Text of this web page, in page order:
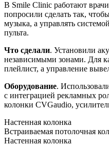
В Smile Clinic работают
попросили сделать так,
музыка, а управлять
пульта.
Что сделали. Установили
независимыми зонами. Для
плейлист, а управление
Оборудование.
с интеграцией рекламных
колонки CVGaudio,
Настенная колонка
Встраиваемая потолочная
Настенная колонка